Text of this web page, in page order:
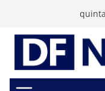
conteúdo